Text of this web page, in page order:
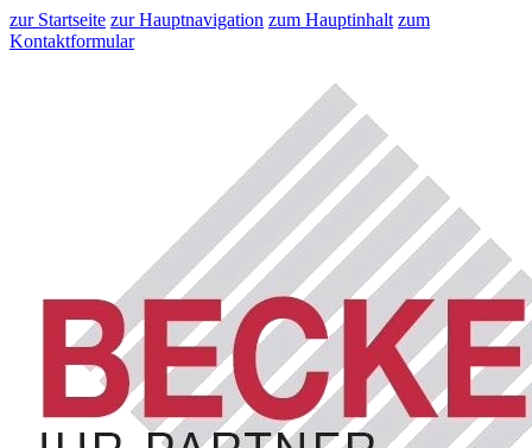
zur Startseite zur Hauptnavigation zum Hauptinhalt zum
Kontaktformular